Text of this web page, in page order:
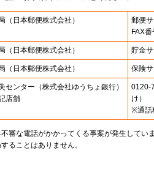
（日本郵便株式会社） 郵便
FAX番
（日本郵便株式会社） 貯金
（日本郵便株式会社） 保険
センター （株式会社ゆうちょ銀行）
店舗
0120-
け）
※通話
審な電話がかかってくる事案が発生していま
ることはありません。